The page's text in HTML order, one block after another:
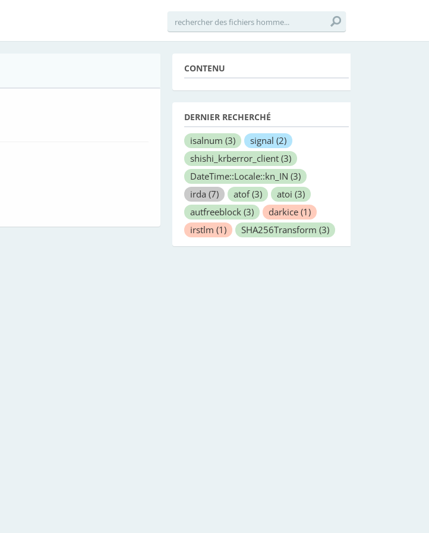
CONTENU
DERNIER RECHERCHÉ
isalnum (3) signal (2)
shishi_krberror_client (3)
DateTime::Locale::kn_IN (3)
irda (7) atof(3) atoi (3)
autfreeblock (3) darkice (1)
irstlm (1) SHA256Transform (3)